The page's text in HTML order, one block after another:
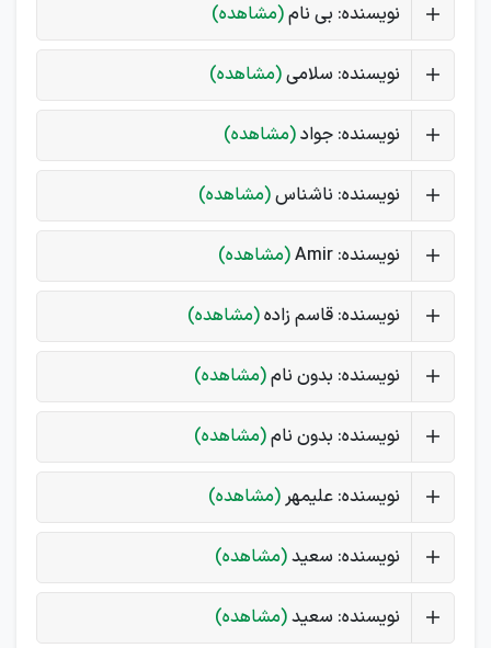
نویسنده: بی نام(مشاهده)
نویسنده: سلامی(مشاهده)
نویسنده: جواد(مشاهده)
نویسنده: ناشناس(مشاهده)
نویسنده: Amir (مشاهده)
نویسنده: قاسم زاده(مشاهده)
نویسنده: بدون نام(مشاهده)
نویسنده: بدون نام(مشاهده)
نویسنده: علیمهر(مشاهده)
نویسنده: سعید(مشاهده)
نویسنده: سعید(مشاهده)